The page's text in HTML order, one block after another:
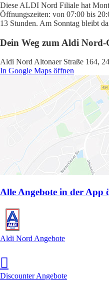
Diese ALDI Nord Filiale hat
Öffnungszeiten: von 07:00 bis
13 Stunden. Am Sonntag bleibt
Dein Weg zum Aldi Nord-
Aldi Nord Altonaer Straße 164,
In Google Maps öffnen
Alle Angebote in der App
Aldi Nord Angebote
Discounter Angebote